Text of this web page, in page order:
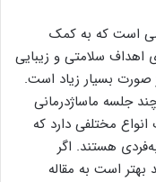
است که به کمک
اهداف سلامتی و زیبایی
بسیار زیاد است.
جلسه ماساژدرمانی
مختلفی دارد که
هستند. اگر
است به مقاله